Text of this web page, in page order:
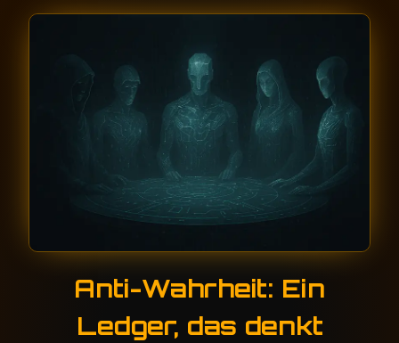
Anti-Wahrheit: Ein
Ledger, das denkt